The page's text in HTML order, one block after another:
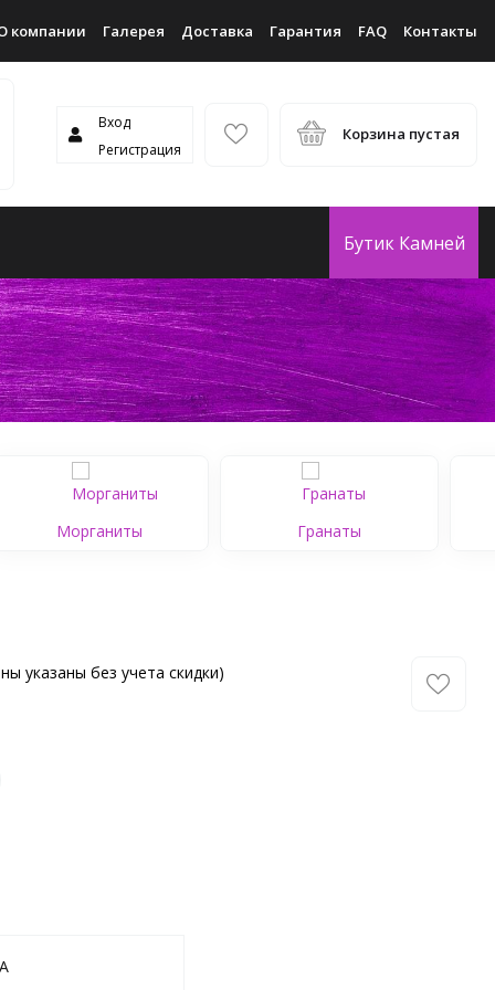
компании Галерея Доставка Гарантия FAQ Контакты
Вход
Регистрация
Корзина пустая
Бутик Камней
Морганиты Гранаты
указаны без учета скидки)